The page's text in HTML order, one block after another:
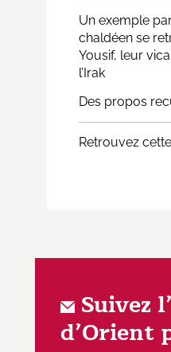
Un exemple
chaldéen se
Yousif, leur
l’Irak
Des propos
Retrouvez
Suivez
d’Orient